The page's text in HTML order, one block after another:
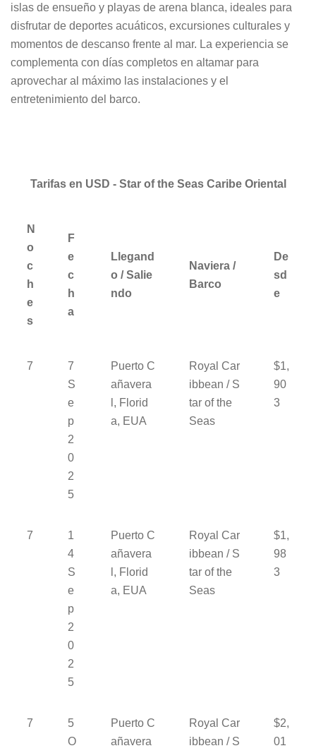
islas de ensueño y playas de arena blanca, ideales para
disfrutar de deportes acuáticos, excursiones culturales y
momentos de descanso frente al mar. La experiencia se
complementa con días completos en altamar para
aprovechar al máximo las instalaciones y el
entretenimiento del barco.
Tarifas en USD - Star of the Seas Caribe Oriental
N
o
c
h
e
s
F
e
c
h
a
Llegand
o / Salie
ndo
Naviera /
Barco
De
sd
e
7
7
S
e
p
2
0
2
5
Puerto C
añavera
l, Florid
a, EUA
Royal Car
ibbean / S
tar of the
Seas
$1,
90
3
7
1
4
S
e
p
2
0
2
5
Puerto C
añavera
l, Florid
a, EUA
Royal Car
ibbean / S
tar of the
Seas
$1,
98
3
7
5
O
Puerto C
añavera
Royal Car
ibbean / S
$2,
01